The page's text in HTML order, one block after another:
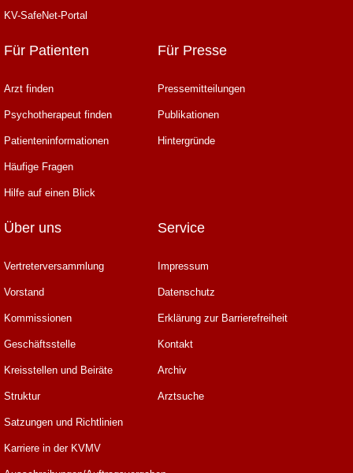
KV-SafeNet-Portal
Für Patienten
Arzt finden
Psychotherapeut finden
Patienteninformationen
Häufige Fragen
Hilfe auf einen Blick
Für Presse
Pressemitteilungen
Publikationen
Hintergründe
Über uns
Vertreterversammlung
Vorstand
Kommissionen
Geschäftsstelle
Kreisstellen und Beiräte
Struktur
Satzungen und Richtlinien
Karriere in der KVMV
Service
Impressum
Datenschutz
Erklärung zur Barrierefreiheit
Kontakt
Archiv
Arztsuche